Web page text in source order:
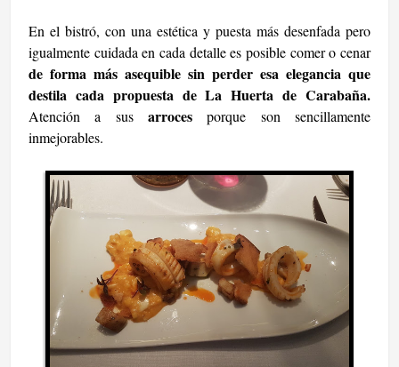
En el bistró, con una estética y puesta más desenfada pero
igualmente cuidada en cada detalle es posible comer o cenar
de forma más asequible sin perder esa elegancia que
destila cada propuesta de La Huerta de Carabaña.
Atención a sus arrocesporque son sencillamente
inmejorables.